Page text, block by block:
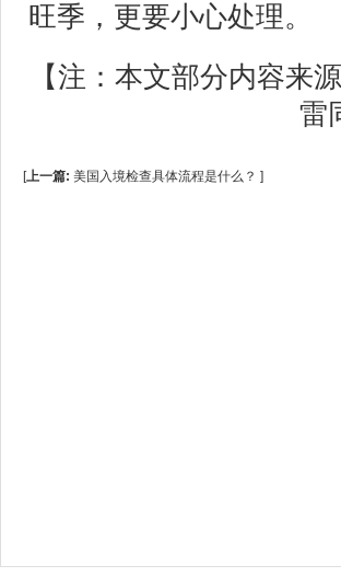
旺季，更要小心处理。
【注：本文部分内容来
雷
[上一篇: 美国入境检查具体流程是什么？ ]